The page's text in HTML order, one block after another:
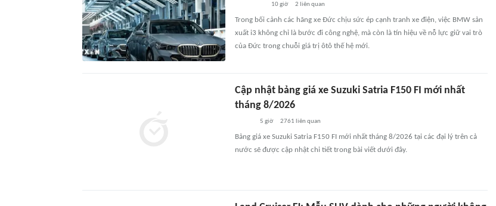
10 giờ 2 liên quan
Trong bối cảnh các hãng xe Đức chịu sức ép cạnh tranh xe điện, việc BMW sản
xuất i3 không chỉ là bước đi công nghệ, mà còn là tín hiệu về nỗ lực giữ vai trò
của Đức trong chuỗi giá trị ôtô thế hệ mới.
Cập nhật bảng giá xe Suzuki Satria F150 FI mới nhất
tháng 8/2026
5 giờ 2761 liên quan
Bảng giá xe Suzuki Satria F150 FI mới nhất tháng 8/2026 tại các đại lý trên cả
nước sẽ được cập nhật chi tiết trong bài viết dưới đây.